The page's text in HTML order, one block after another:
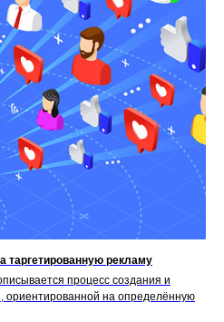
таргетированную рекламу
процесс создания и
ориентированной на определённую